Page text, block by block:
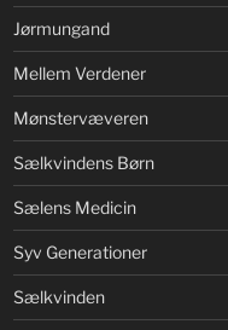
Jørmungand
Mellem Verdener
Mønstervæveren
Sælkvindens Børn
Sælens Medicin
Syv Generationer
Sælkvinden